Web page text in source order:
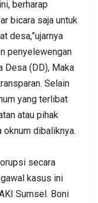
berharap
bicara saja untuk
desa,”ujarnya
penyelewengan
Desa (DD), Maka
Selain
yang terlibat
atau pihak
oknum dibaliknya.
secara
kasus ini
Sumsel. Boni